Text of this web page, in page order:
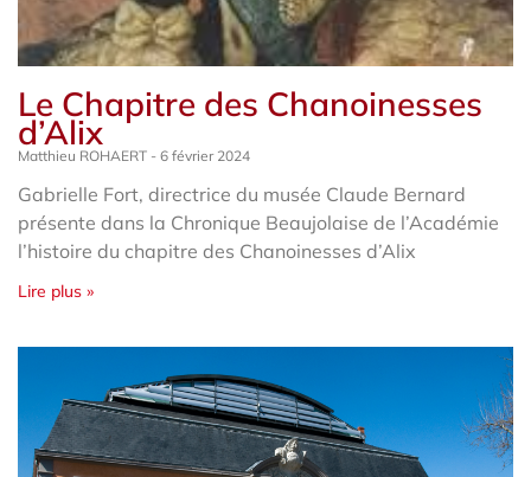
Le Chapitre des Chanoinesses
d’Alix
Matthieu ROHAERT 6 février 2024
Gabrielle Fort, directrice du musée Claude Bernard
présente dans la Chronique Beaujolaise de l’Académie
l’histoire du chapitre des Chanoinesses d’Alix
Lire plus »